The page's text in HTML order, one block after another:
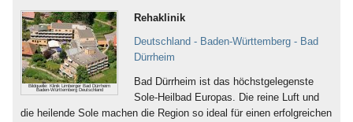
Bildquelle: Klinik Limberger Bad Dürrheim
Baden-Württemberg Deutschland
Rehaklinik
Deutschland - Baden-Württemberg - Bad
Dürrheim
Bad Dürrheim ist das höchstgelegenste
Sole-Heilbad Europas. Die reine Luft und
die heilende Sole machen die Region so ideal für einen erfolgreichen